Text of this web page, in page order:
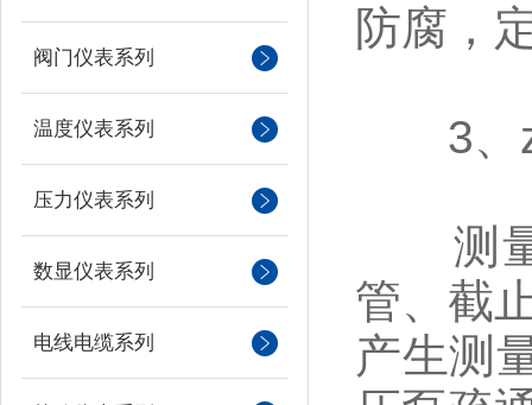
阀门仪表系列
温度仪表系列
压力仪表系列
数显仪表系列
电线电缆系列
防腐，
3、
测量
管、截
产生测